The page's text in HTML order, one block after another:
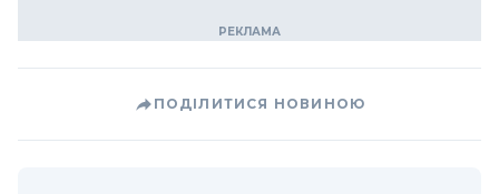
ПОДІЛИТИСЯ НОВИНОЮ